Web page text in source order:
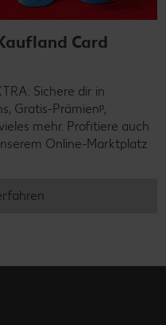
Card
Sichere dir in
Gratis-Prämienᵖ,
mehr. Profitiere auch
Online-Marktplatz